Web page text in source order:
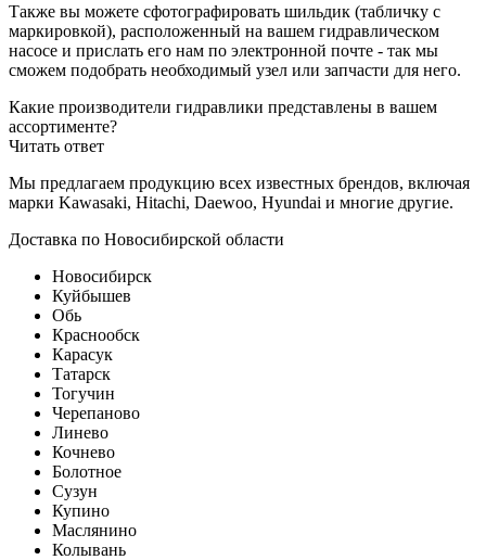
Также вы можете сфотографировать шильдик (табличку с
маркировкой), расположенный на вашем гидравлическом
насосе и прислать его нам по электронной почте - так мы
сможем подобрать необходимый узел или запчасти для него.
Какие производители гидравлики представлены в вашем
ассортименте?
Читать ответ
Мы предлагаем продукцию всех известных брендов, включая
марки Kawasaki, Hitachi, Daewoo, Hyundai и многие другие.
Доставка по Новосибирской области
Новосибирск
Куйбышев
Обь
Краснообск
Карасук
Татарск
Тогучин
Черепаново
Линево
Кочнево
Болотное
Сузун
Купино
Маслянино
Колывань